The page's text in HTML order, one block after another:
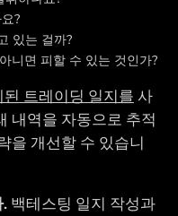
?
있는 걸까?
니면 피할 수 있는 것인가?
트레이딩 일지를 사
내역을 자동으로 추적
을 개선할 수 있습니
백테스팅 일지 작성과